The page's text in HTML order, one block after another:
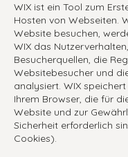
WIX ist ein Tool zum
Hosten von Webseiten.
Website besuchen,
WIX das
Besucherquellen, die
Websitebesucher und
analysiert. WIX
Ihrem Browser, die für
Website und zur
Sicherheit erforderlich
Cookies).